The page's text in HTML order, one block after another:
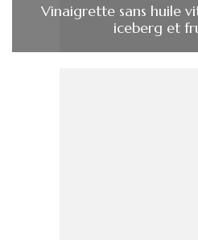
Vinaigrette sans huile
iceberg et